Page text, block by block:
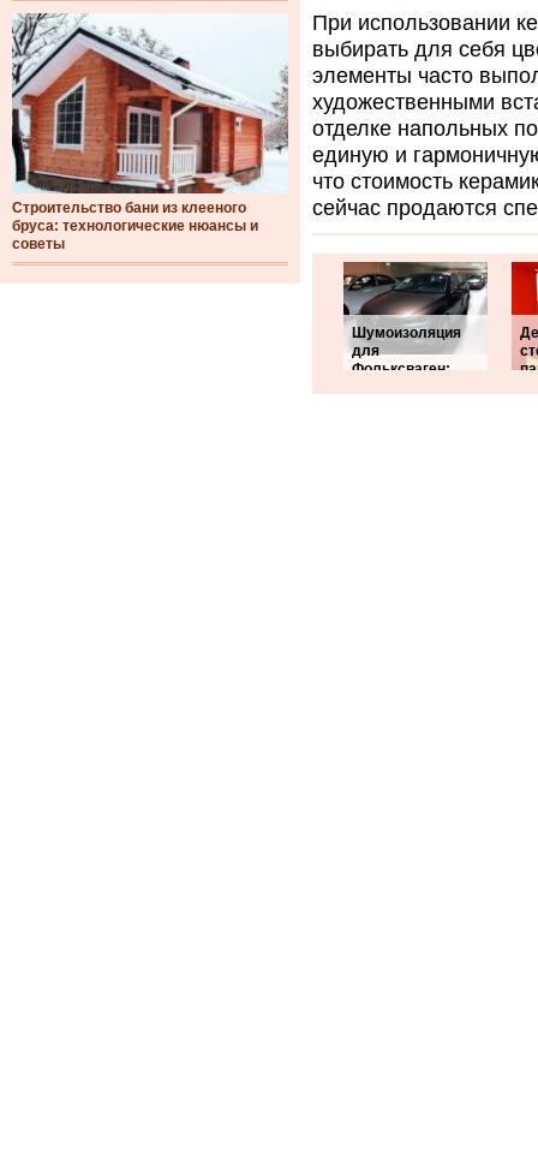
Строительство бани из клееного
бруса: технологические нюансы и
советы
При использовании
выбирать для себя
элементы часто
художественными
отделке напольных
единую и
что стоимость
сейчас продаются
Шумоизоляция
для
Фольксваген: